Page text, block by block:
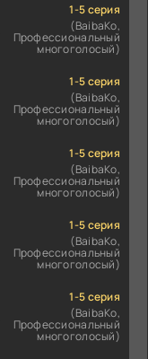
1-5 серия
(BaibaKo,
Профессиональный
многоголосый)
1-5 серия
(BaibaKo,
Профессиональный
многоголосый)
1-5 серия
(BaibaKo,
Профессиональный
многоголосый)
1-5 серия
(BaibaKo,
Профессиональный
многоголосый)
1-5 серия
(BaibaKo,
Профессиональный
многоголосый)